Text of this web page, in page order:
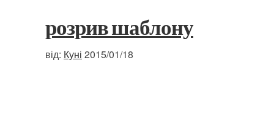
розрив шаблону
від: Куні 2015/01/18